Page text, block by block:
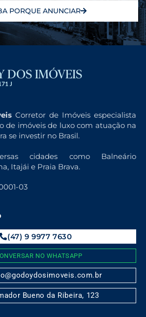
PORQUE ANUNCIAR
Corretor de Imóveis especialista
de imóveis de luxo com atuação na
se investir no Brasil.
cidades como Balneário
Itajái e Praia Brava.
03
(47) 9 9977 7630
NO WHATSAPP
Bueno da Ribeira, 123